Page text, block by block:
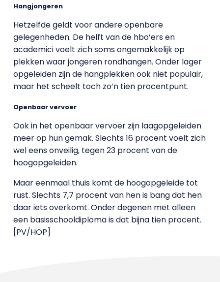
Hangjongeren
Hetzelfde geldt voor andere openbare
gelegenheden. De helft van de hbo’ers en
academici voelt zich soms ongemakkelijk op
plekken waar jongeren rondhangen. Onder lager
opgeleiden zijn de hangplekken ook niet populair,
maar het scheelt toch zo’n tien procentpunt.
Openbaar vervoer
Ook in het openbaar vervoer zijn laagopgeleiden
meer op hun gemak. Slechts 16 procent voelt zich
wel eens onveilig, tegen 23 procent van de
hoogopgeleiden.
Maar eenmaal thuis komt de hoogopgeleide tot
rust. Slechts 7,7 procent van hen is bang dat hen
daar iets overkomt. Onder degenen met alleen
een basisschooldiploma is dat bijna tien procent.
[PV/HOP]